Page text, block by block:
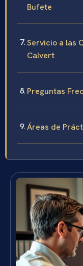
Bufete
Servicio a las
Calvert
Preguntas
Áreas de